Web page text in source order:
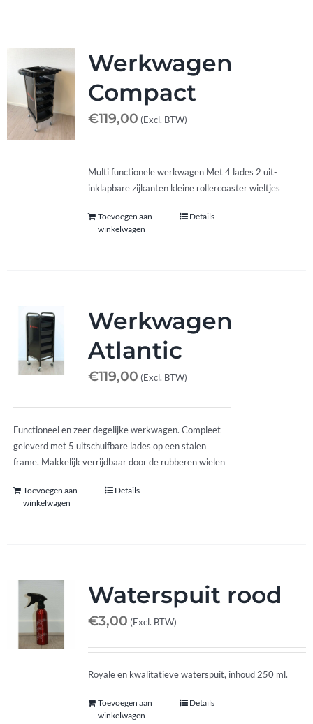
Werkwagen
Compact
€119,00 (Excl. BTW)
Multi functionele werkwagen Met 4 lades 2 uit-
inklapbare zijkanten kleine rollercoaster wieltjes
Toevoegen aan
winkelwagen
Details
Werkwagen
Atlantic
€119,00 (Excl. BTW)
Functioneel en zeer degelijke werkwagen. Compleet
geleverd met 5 uitschuifbare lades op een stalen
frame. Makkelijk verrijdbaar door de rubberen wielen
Toevoegen aan
winkelwagen
Details
Waterspuit rood
€3,00 (Excl. BTW)
Royale en kwalitatieve waterspuit, inhoud 250 ml.
Toevoegen aan
winkelwagen
Details